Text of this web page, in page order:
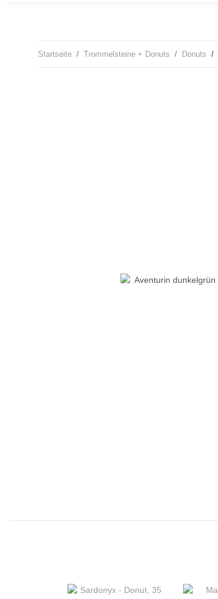
Startseite Trommelsteine + Donuts Donuts